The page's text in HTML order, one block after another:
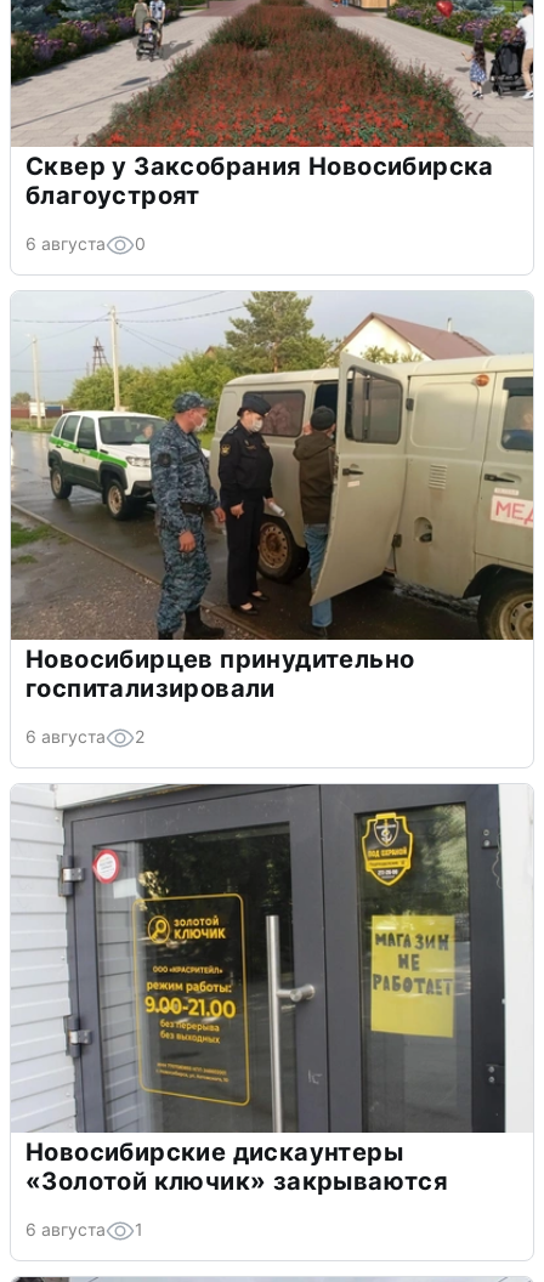
Сквер у Заксобрания Новосибирска
благоустроят
6 августа 0
Новосибирцев принудительно
госпитализировали
6 августа 2
Новосибирские дискаунтеры
«Золотой ключик» закрываются
6 августа 1